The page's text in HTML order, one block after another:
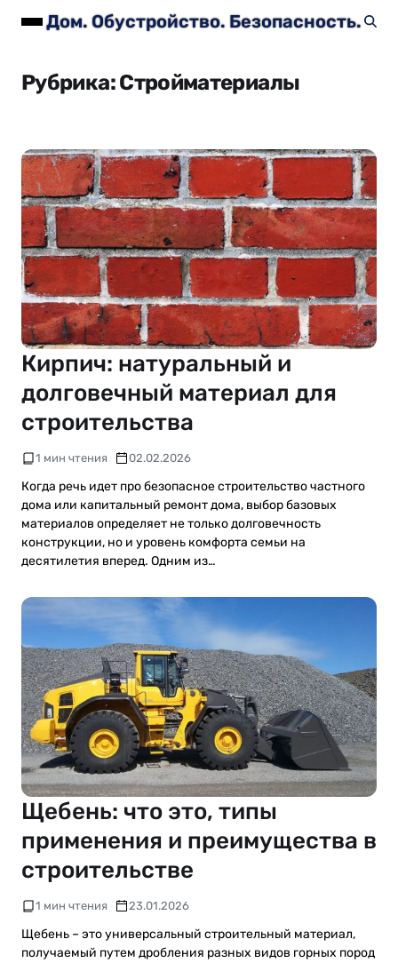
Дом. Обустройство. Безопасность.
Рубрика:Стройматериалы
Кирпич: натуральный и
долговечный материал для
строительства
1 мин чтения 02.02.2026
Когда речь идет про безопасное строительство частного
дома или капитальный ремонт дома, выбор базовых
материалов определяет не только долговечность
конструкции, но и уровень комфорта семьи на
десятилетия вперед. Одним из…
Щебень: что это, типы
применения и преимущества в
строительстве
1 мин чтения 23.01.2026
Щебень – это универсальный строительный материал,
получаемый путем дробления разных видов горных пород